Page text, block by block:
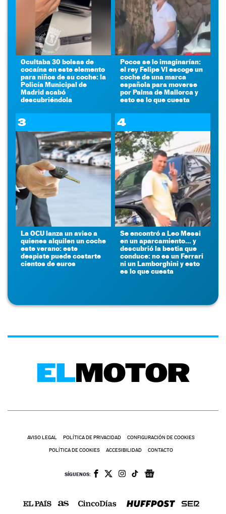
Ocultaba 30 bolsas de
cocaína en este elemento
para niños de su coche: la
Policía Municipal de
Madrid acabó
descubriéndola
Pocos se lo imaginarían:
el rey Felipe VI escoge un
coche de una marca
española para moverse
por Palma de Mallorca y
esto es lo que cuesta
3
La OCU lanza un aviso a
quienes alquilen un coche
este verano: este
despiste puede costarte
cientos de euros
4
Se encontró a Leo Messi
en un aparcamiento... y
descubrió la bestia que
conduce: no es un Ferrari
ni un Lamborghini y esto
es lo que cuesta
AVISO LEGAL POLÍTICA DE PRIVACIDAD CONFIGURACIÓN DE COOKIES
POLÍTICA DE COOKIES ACCESIBILIDAD CONTACTO
SÍGUENOS: